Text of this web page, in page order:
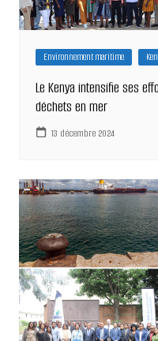
Environnement maritime
Le Kenya intensifie ses
déchets en mer
13 décembre 2024